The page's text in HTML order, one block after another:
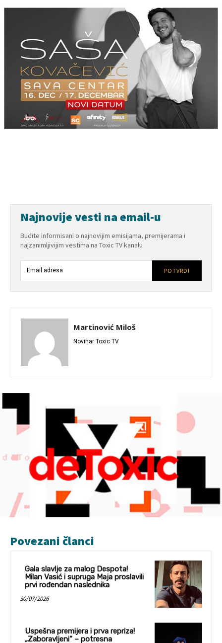
Najnovije vesti na email-u
Budite informisani o najnovijim emisijama, premijerama i
najzanimljivijim vestima na Toxic TV kanalu
POTVRDI
Martinović Miloš
Novinar Toxic TV
Povezani članci
Gala slavlje za malog Despota!
Milan Vasić i supruga Maja proslavili
prvi rođendan naslednika
30/07/2026
Uspešna premijera i prva repriza!
„Zaboravljeni“ – potresna